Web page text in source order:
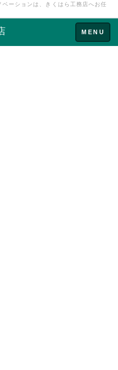
ーションは、きくはら工務店へお任
Toggle
navigation
MENU